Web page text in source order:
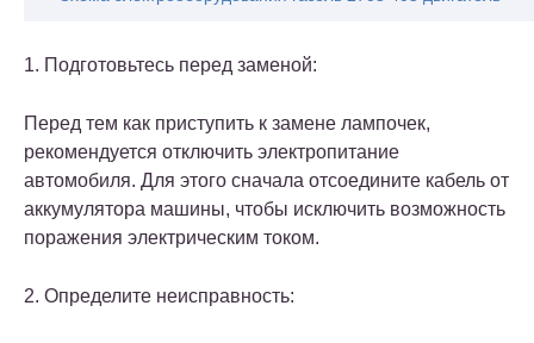
1. Подготовьтесь перед заменой:
Перед тем как приступить к замене лампочек,
рекомендуется отключить электропитание
автомобиля. Для этого сначала отсоедините кабель от
аккумулятора машины, чтобы исключить возможность
поражения электрическим током.
2. Определите неисправность: